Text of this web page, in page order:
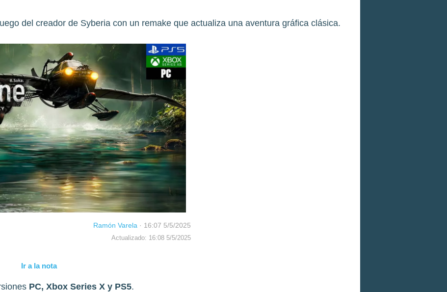
del creador de Syberia con un remake que actualiza una aventura gráfica clásica.
Ramón Varela · 16:07 5/5/2025
Actualizado: 16:08 5/5/2025
Ir a la nota
PC, Xbox Series X y PS5.